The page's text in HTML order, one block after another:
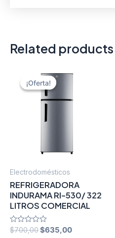
Related products
¡Oferta!
¡Oferta!
Electrodomésticos
REFRIGERADORA
INDURAMA RI-530/ 322
LITROS COMERCIAL
Rated
0
$700,00Original
$635,00Current